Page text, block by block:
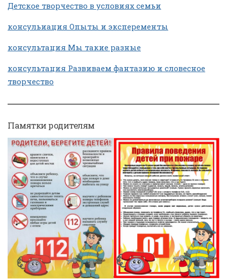
Детское творчество в условиях семьи
консульиация Опыты и эксперементы
консультация Мы такие разные
консультация Развиваем фантазию и словесное
творчество
Памятки родителям